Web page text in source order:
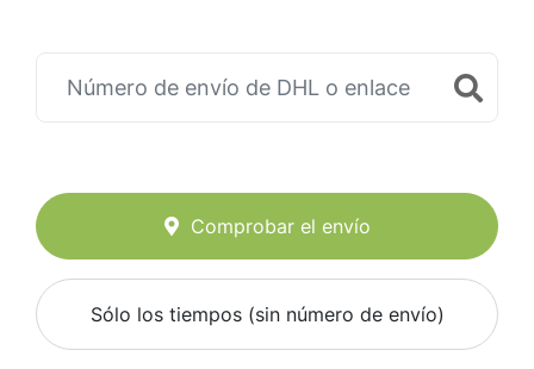
Comprobar el envío
Sólo los tiempos (sin número de envío)